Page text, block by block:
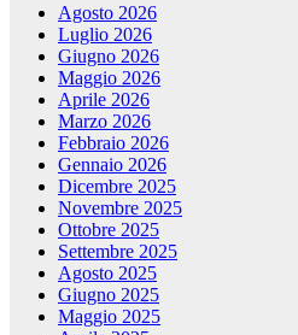
Agosto 2026
Luglio 2026
Giugno 2026
Maggio 2026
Aprile 2026
Marzo 2026
Febbraio 2026
Gennaio 2026
Dicembre 2025
Novembre 2025
Ottobre 2025
Settembre 2025
Agosto 2025
Giugno 2025
Maggio 2025